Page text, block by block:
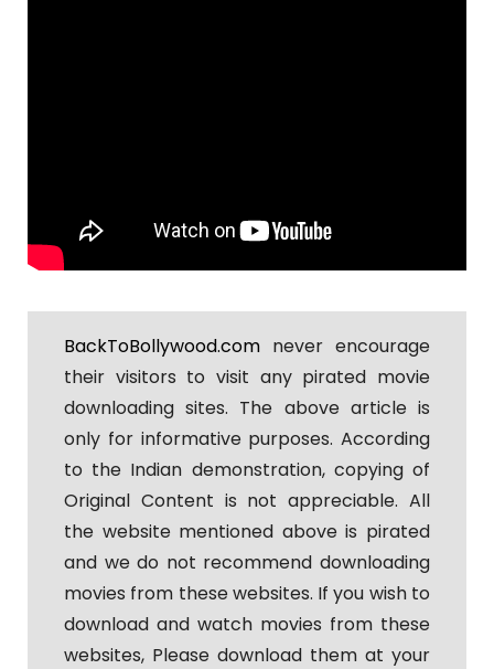
BackToBollywood.com never encourage
their visitors to visit any pirated movie
downloading sites. The above article is
only for informative purposes. According
to the Indian demonstration, copying of
Original Content is not appreciable. All
the website mentioned above is pirated
and we do not recommend downloading
movies from these websites. If you wish to
download and watch movies from these
websites, Please download them at your